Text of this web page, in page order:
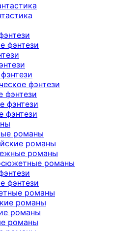
фэнтези
фэнтези
фэнтези
фэнтези
фэнтези
романы
романы
романы
романы
фэнтези
романы
романы
романы
романы